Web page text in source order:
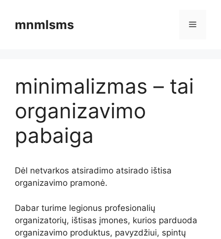
turiniomnmlsms Meniu
minimalizmas – tai
organizavimo
pabaiga
Dėl netvarkos atsiradimo atsirado ištisa
organizavimo pramonė.
Dabar turime legionus profesionalių
organizatorių, ištisas įmones, kurios parduoda
organizavimo produktus, pavyzdžiui, spintų